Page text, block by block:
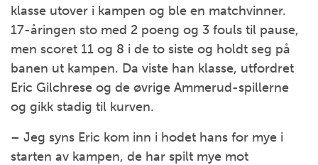
klasse utover i kampen og ble en matchvinner.
17-åringen sto med 2 poeng og 3 fouls til pause,
men scoret 11 og 8 i de to siste og holdt seg på
banen ut kampen. Da viste han klasse, utfordret
Eric Gilchrese og de øvrige Ammerud-spillerne
og gikk stadig til kurven.
– Jeg syns Eric kom inn i hodet hans for mye i
starten av kampen, de har spilt mye mot